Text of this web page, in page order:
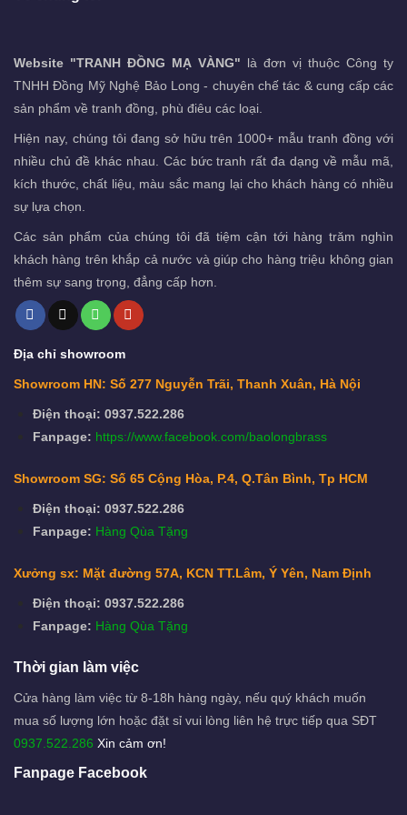
Website "TRANH ĐỒNG MẠ VÀNG" là đơn vị thuộc Công ty
TNHH Đồng Mỹ Nghệ Bảo Long - chuyên chế tác & cung cấp các
sản phẩm về tranh đồng, phù điêu các loại.
Hiện nay, chúng tôi đang sở hữu trên 1000+ mẫu tranh đồng với
nhiều chủ đề khác nhau. Các bức tranh rất đa dạng về mẫu mã,
kích thước, chất liệu, màu sắc mang lại cho khách hàng có nhiều
sự lựa chọn.
Các sản phẩm của chúng tôi đã tiệm cận tới hàng trăm nghìn
khách hàng trên khắp cả nước và giúp cho hàng triệu không gian
thêm sự sang trọng, đẳng cấp hơn.
Địa chỉ showroom
Showroom HN: Số 277 Nguyễn Trãi, Thanh Xuân, Hà Nội
Điện thoại: 0937.522.286
Fanpage: https://www.facebook.com/baolongbrass
Showroom SG: Số 65 Cộng Hòa, P.4, Q.Tân Bình, Tp HCM
Điện thoại: 0937.522.286
Fanpage: Hàng Qùa Tặng
Xưởng sx: Mặt đường 57A, KCN TT.Lâm, Ý Yên, Nam Định
Điện thoại: 0937.522.286
Fanpage: Hàng Qùa Tặng
Thời gian làm việc
Cửa hàng làm việc từ 8-18h hàng ngày, nếu quý khách muốn
mua số lượng lớn hoặc đặt sỉ vui lòng liên hệ trực tiếp qua SĐT
0937.522.286 Xin cảm ơn!
Fanpage Facebook